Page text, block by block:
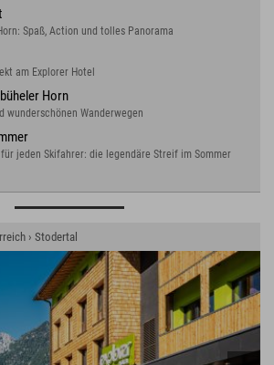
Spaß, Action und tolles Panorama
am Explorer Hotel
Horn
wunderschönen Wanderwegen
jeden Skifahrer: die legendäre Streif im Sommer
› Stodertal